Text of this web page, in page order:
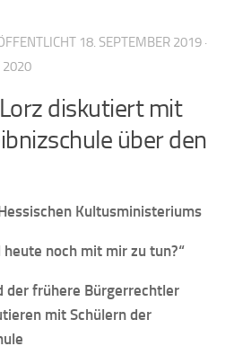
18. SEPTEMBER 2019 ·
2020
diskutiert mit
über den
Kultusministeriums
noch mit mir zu tun?“
der frühere Bürgerrechtler
mit Schülern der